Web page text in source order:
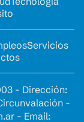
Servicios
- Dirección:
-
- Email: